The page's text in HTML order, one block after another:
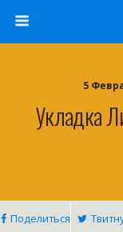
5
Укладка
Поделиться